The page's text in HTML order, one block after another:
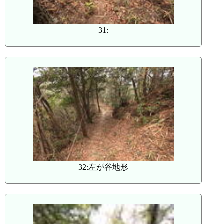
31:
32:左が谷地形